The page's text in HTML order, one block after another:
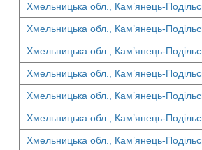
Хмельницька обл., Кам’янець-
Хмельницька обл., Кам’янець-
Хмельницька обл., Кам’янець-
Хмельницька обл., Кам’янець-
Хмельницька обл., Кам’янець-
Хмельницька обл., Кам’янець-
Хмельницька обл., Кам’янець-